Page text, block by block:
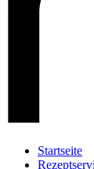
Startseite